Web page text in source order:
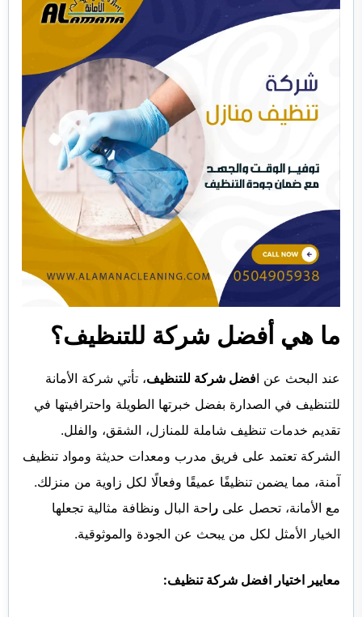
ما هي أفضل شركة للتنظيف؟
عند البحث عن افضل شركة للتنظيف، تأتي شركة الأمانة
للتنظيف في الصدارة بفضل خبرتها الطويلة واحترافيتها في
تقديم خدمات تنظيف شاملة للمنازل، الشقق، والفلل.
الشركة تعتمد على فريق مدرب ومعدات حديثة ومواد تنظيف
آمنة، مما يضمن تنظيفًا عميقًا وفعالًا لكل زاوية من منزلك.
مع الأمانة، تحصل على ر احة البال ونظافة مثالية تجعلها
الخيار الأمثل لكل من يبحث عن الجودة والموثوقية.
معايير اختيار افضل شركة تنظيف: